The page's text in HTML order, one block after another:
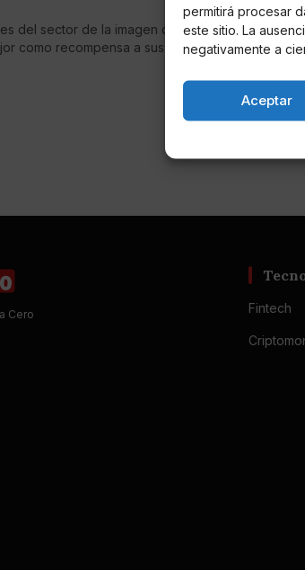
permitirá procesar
este sitio. La
negativamente a
Aceptar
del sector de la imagen compiten
como recompensa a sus clientes.
Cero Fintech